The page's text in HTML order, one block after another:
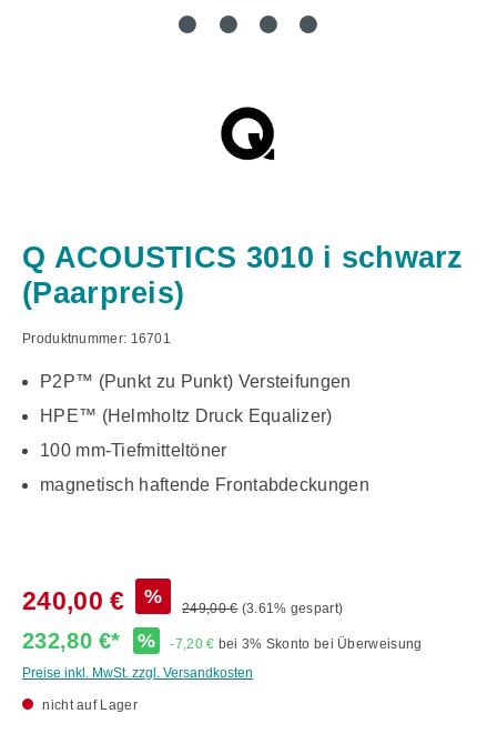
Q ACOUSTICS 3010 i schwarz
(Paarpreis)
Produktnummer: 16701
P2P™ (Punkt zu Punkt) Versteifungen
HPE™ (Helmholtz Druck Equalizer)
100 mm-Tiefmitteltöner
magnetisch haftende Frontabdeckungen
240,00 € %
249,00 € (3.61% gespart)
232,80 €* % -7,20 € bei 3% Skonto bei Überweisung
Preise inkl. MwSt. zzgl. Versandkosten
nicht auf Lager